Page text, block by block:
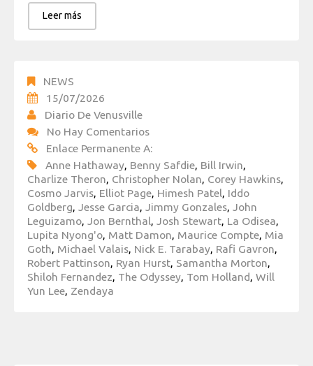
Leer más
NEWS
15/07/2026
Diario De Venusville
No Hay Comentarios
Enlace Permanente A:
Anne Hathaway, Benny Safdie, Bill Irwin,
Charlize Theron, Christopher Nolan, Corey Hawkins,
Cosmo Jarvis, Elliot Page, Himesh Patel, Iddo
Goldberg, Jesse Garcia, Jimmy Gonzales, John
Leguizamo, Jon Bernthal, Josh Stewart, La Odisea,
Lupita Nyong'o, Matt Damon, Maurice Compte, Mia
Goth, Michael Valais, Nick E. Tarabay, Rafi Gavron,
Robert Pattinson, Ryan Hurst, Samantha Morton,
Shiloh Fernandez, The Odyssey, Tom Holland, Will
Yun Lee, Zendaya